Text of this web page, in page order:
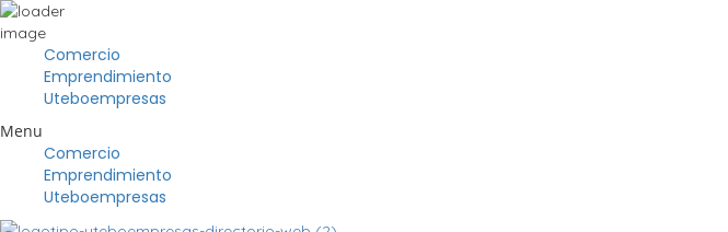
Comercio
Emprendimiento
Uteboempresas
Menu
Comercio
Emprendimiento
Uteboempresas